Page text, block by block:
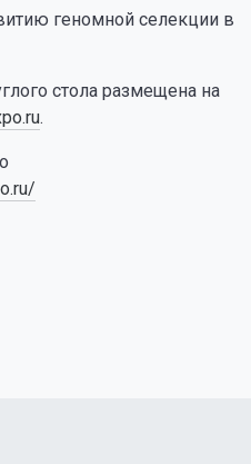
геномной селекции в
стола размещена на
.